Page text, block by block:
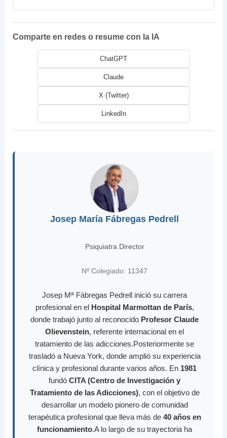
Comparte en redes o resume con la IA
ChatGPT
Claude
X (Twitter)
LinkedIn
Josep María Fábregas Pedrell
Psiquiatra Director
Nº Colegiado: 11347
Josep Mª Fàbregas Pedrell inició su carrera
profesional en el Hospital Marmottan de París,
donde trabajó junto al reconocido Profesor Claude
Olievenstein, referente internacional en el
tratamiento de las adicciones.Posteriormente se
trasladó a Nueva York, donde amplió su experiencia
clínica y profesional durante varios años. En 1981
fundó CITA (Centro de Investigación y
Tratamiento de las Adicciones), con el objetivo de
desarrollar un modelo pionero de comunidad
terapéutica profesional que lleva más de 40 años en
funcionamiento.A lo largo de su trayectoria ha